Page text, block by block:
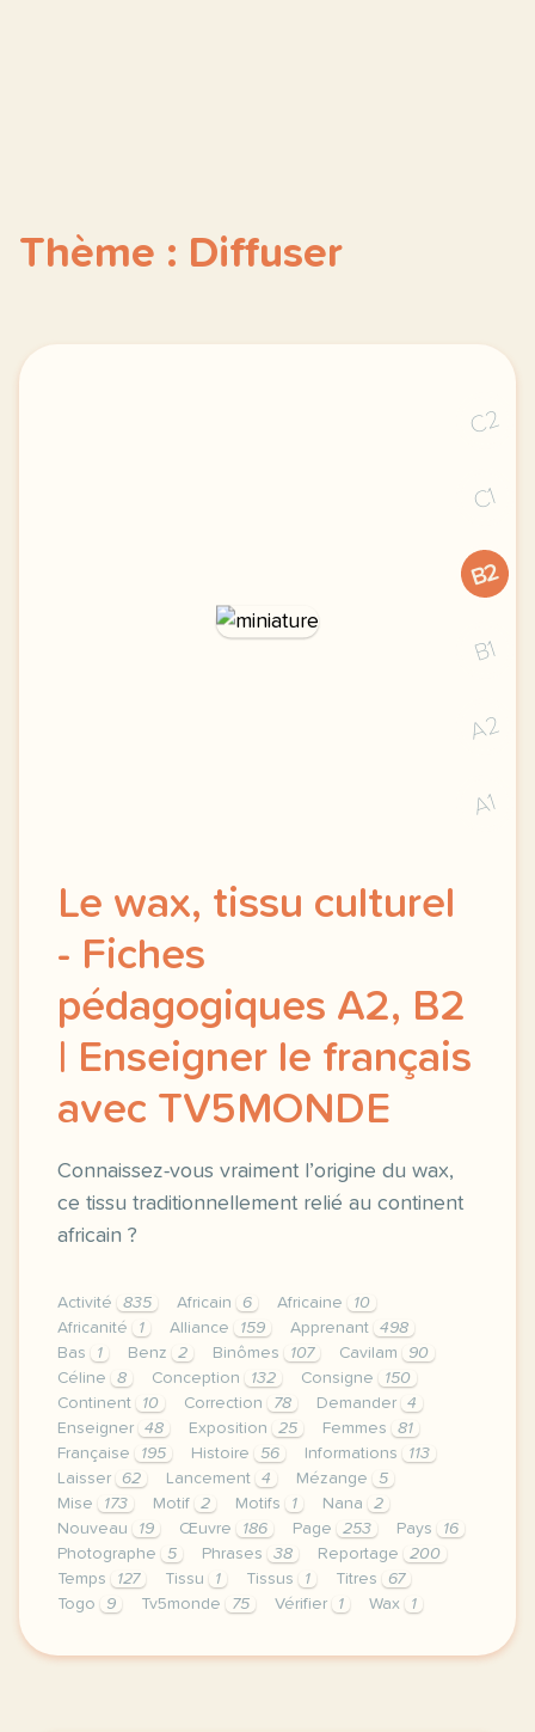
Thème : Diffuser
C2
C1
B2
B1
A2
A1
Le wax, tissu culturel
- Fiches
pédagogiques A2, B2
| Enseigner le français
avec TV5MONDE
Connaissez-vous vraiment l’origine du wax,
ce tissu traditionnellement relié au continent
africain ?
Activité 835 Africain 6 Africaine
10
Africanité
1 Alliance 159 Apprenant
498
Bas
1 Benz 2 Binômes 107 Cavilam
90
Céline
8 Conception 132 Consigne
150
Continent
10 Correction 78 Demander
4
Enseigner
48 Exposition 25 Femmes
81
Française
195 Histoire 56 Informations
113
Laisser
62 Lancement 4 Mézange
5
Mise
173 Motif 2 Motifs 1 Nana
2
Nouveau
19 Œuvre 186 Page 253 Pays
16
Photographe
5 Phrases 38 Reportage
200
Temps
127 Tissu 1 Tissus 1 Titres
67
Togo
9 Tv5monde 75 Vérifier 1 Wax 1
le respect de votre vie privee est une priorite